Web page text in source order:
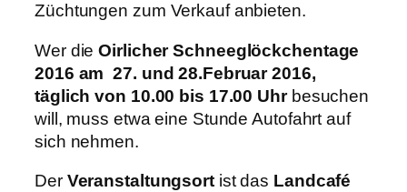
Züchtungen zum Verkauf anbieten.
Wer dieOirlicher Schneeglöckchentage
2016 am 27. und 28.Februar 2016,
täglich von 10.00 bis 17.00 Uhrbesuchen
will, muss etwa eine Stunde Autofahrt auf
sich nehmen.
Der Veranstaltungsort ist das Landcafé